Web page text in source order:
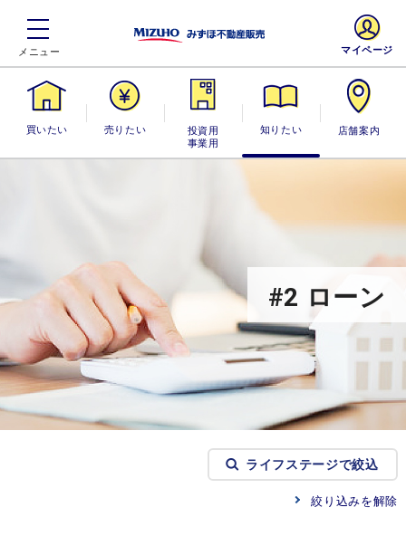
買いたい 売りたい
投資用・事業
用
知りたい 店舗案内
マイページ
#2 ローン
ライフステージで絞込
絞り込みを解除